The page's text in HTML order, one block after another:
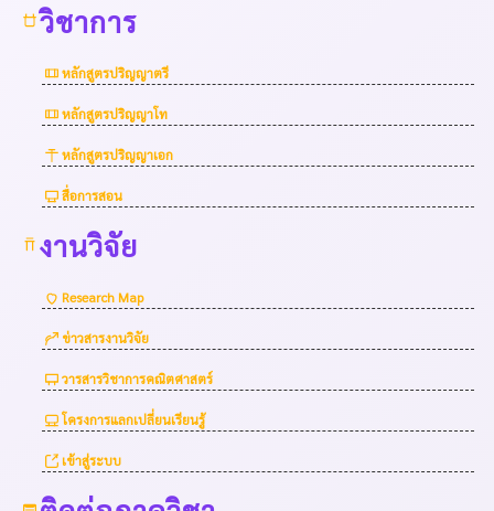
วิชาการ
หลักสูตรปริญญาตรี
หลักสูตรปริญญาโท
หลักสูตรปริญญาเอก
สื่อการสอน
งานวิจัย
Research Map
ข่าวสารงานวิจัย
วารสารวิชาการคณิตศาสตร์
โครงการแลกเปลี่ยนเรียนรู้
เข้าสู่ระบบ